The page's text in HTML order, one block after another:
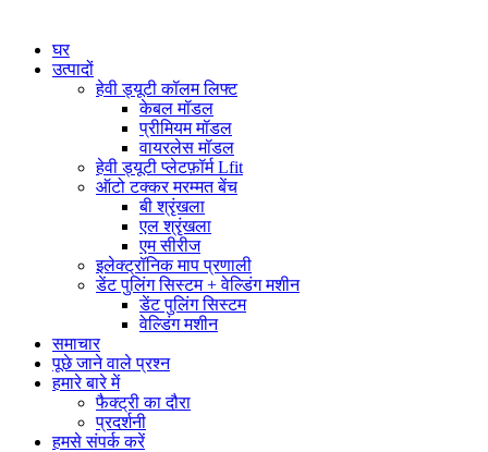
घर
उत्पादों
हेवी ड्यूटी कॉलम लिफ्ट
केबल मॉडल
प्रीमियम मॉडल
वायरलेस मॉडल
हेवी ड्यूटी प्लेटफ़ॉर्म Lfit
ऑटो टक्कर मरम्मत बेंच
बी श्रृंखला
एल श्रृंखला
एम सीरीज
इलेक्ट्रॉनिक माप प्रणाली
डेंट पुलिंग सिस्टम + वेल्डिंग मशीन
डेंट पुलिंग सिस्टम
वेल्डिंग मशीन
समाचार
पूछे जाने वाले प्रश्न
हमारे बारे में
फैक्ट्री का दौरा
प्रदर्शनी
हमसे संपर्क करें